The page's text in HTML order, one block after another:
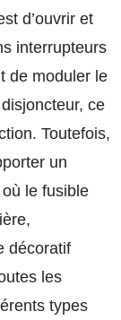
d’ouvrir et
interrupteurs
de moduler le
ce
Toutefois,
un
le fusible
décoratif
les
types